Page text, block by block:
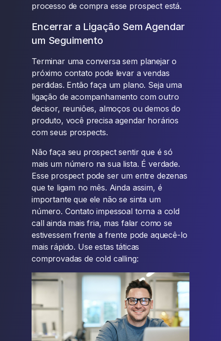
processo de compra esse prospect está.
Encerrar a Ligação Sem Agendar
um Seguimento
Terminar uma conversa sem planejar o
próximo contato pode levar a vendas
perdidas. Então faça um plano. Seja uma
ligação de acompanhamento com outro
decisor, reuniões, almoços ou demos do
produto, você precisa agendar horários
com seus prospects.
Não faça seu prospect sentir que é só
mais um número na sua lista. É verdade.
Esse prospect pode ser um entre dezenas
que te ligam no mês. Ainda assim, é
importante que ele não se sinta um
número. Contato impessoal torna a cold
call ainda mais fria, mas falar como se
estivessem frente a frente pode aquecê-lo
mais rápido. Use estas táticas
comprovadas de cold calling: